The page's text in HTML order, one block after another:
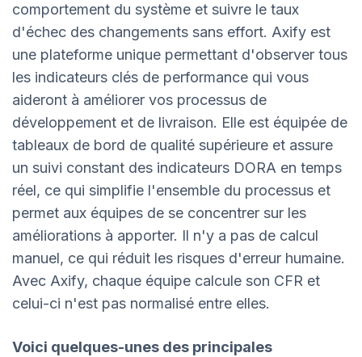
comportement du système et suivre le taux
d'échec des changements sans effort. Axify est
une plateforme unique permettant d'observer tous
les indicateurs clés de performance qui vous
aideront à améliorer vos processus de
développement et de livraison. Elle est équipée de
tableaux de bord de qualité supérieure et assure
un suivi constant des indicateurs DORA en temps
réel, ce qui simplifie l'ensemble du processus et
permet aux équipes de se concentrer sur les
améliorations à apporter. Il n'y a pas de calcul
manuel, ce qui réduit les risques d'erreur humaine.
Avec Axify, chaque équipe calcule son CFR et
celui-ci n'est pas normalisé entre elles.
Voici quelques-unes des principales